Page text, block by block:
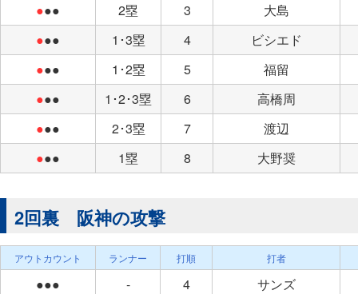
●●● 2塁 3
大島
●●● 1･3塁 4
ビシエド
●●● 1･2塁 5
福留
●●● 1･2･3塁 6
高橋周
●●● 2･3塁 7
渡辺
●●● 1塁 8 大野奨
2回裏 阪神の攻撃
アウトカウント ランナー 打順 打者
●●● - 4
サンズ